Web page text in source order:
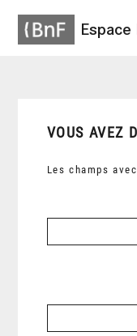
Espace
VOUS AVEZ
Les champs